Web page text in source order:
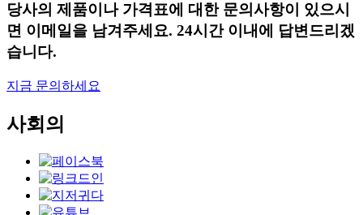
당사의 제품이나 가격표에 대한 문의사항이 있으시
면 이메일을 남겨주세요. 24시간 이내에 답변드리겠
습니다.
지금 문의하세요
사회의